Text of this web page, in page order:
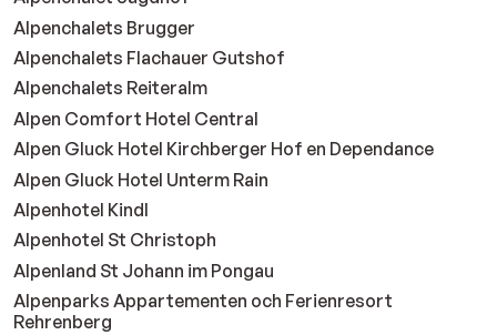
Alpenchalets Brugger
Alpenchalets Flachauer Gutshof
Alpenchalets Reiteralm
Alpen Comfort Hotel Central
Alpen Gluck Hotel Kirchberger Hof en Dependance
Alpen Gluck Hotel Unterm Rain
Alpenhotel Kindl
Alpenhotel St Christoph
Alpenland St Johann im Pongau
Alpenparks Appartementen och Ferienresort
Rehrenberg